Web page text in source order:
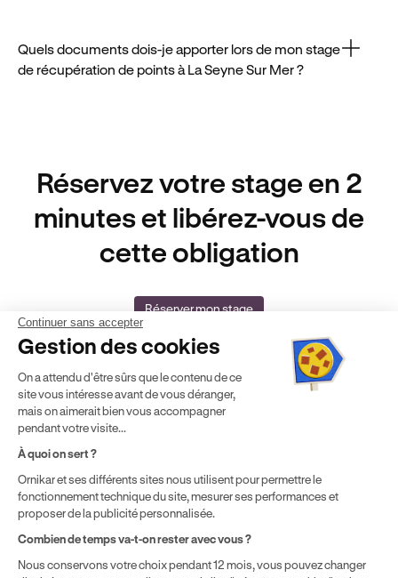
fois le dossier transmis.
Quels documents dois-je apporter lors de mon stage
de récupération de points à La Seyne Sur Mer ?
Réservez votre stage en 2
minutes et libérez-vous de
cette obligation
Réserver mon stage
Auto-école agréée
Aide & contact
Club
Auto-école & Assurance
Formation entreprise
Continuer sans accepter
Gestion des cookies
On a attendu d'être sûrs que le contenu de ce
site vous intéresse avant de vous déranger,
mais on aimerait bien vous accompagner
pendant votre visite...
À quoi on sert ?
Ornikar et ses différents sites nous utilisent pour permettre le
fonctionnement technique du site, mesurer ses performances et
proposer de la publicité personnalisée.
Combien de temps va-t-on rester avec vous ?
Nous conservons votre choix pendant 12 mois, vous pouvez changer